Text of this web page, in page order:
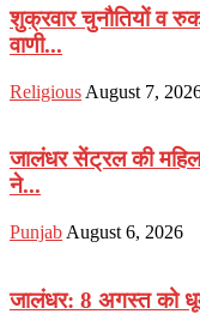
शुक्रवार चुनौतियों व
वाणी...
Religious August 7,
जालंधर सेंट्रल की
ने...
Punjab August 6, 2026
जालंधर: 8 अगस्त को